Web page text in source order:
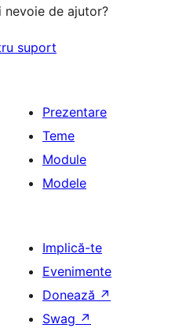
nevoie de ajutor?
suport
Prezentare
Teme
Module
Modele
Implică-te
Evenimente
Donează ↗
Swag ↗